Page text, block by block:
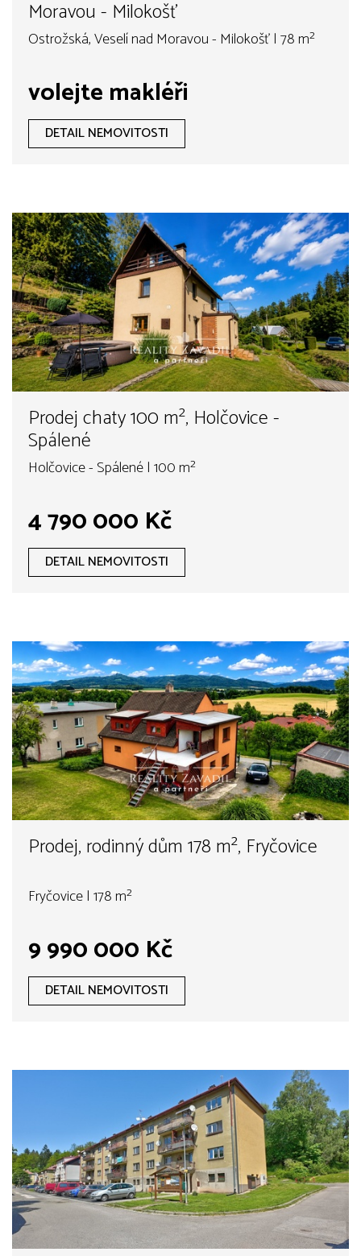
Moravou - Milokošť
Ostrožská, Veselí nad Moravou - Milokošť | 78 m²
volejte makléři
DETAIL NEMOVITOSTI
Prodej chaty 100 m², Holčovice -
Spálené
Holčovice - Spálené | 100 m²
4 790 000 Kč
DETAIL NEMOVITOSTI
Prodej, rodinný dům 178 m², Fryčovice
Fryčovice | 178 m²
9 990 000 Kč
DETAIL NEMOVITOSTI